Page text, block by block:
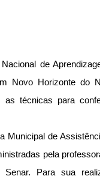
de
Novo Horizonte do
as técnicas para
Municipal de
pela
Senar. Para sua